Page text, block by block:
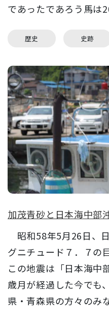
であったであろう馬は
歴史 史跡
加茂青砂と日本海中部
昭和58年5月26日、
グニチュード７．７の
この地震は「日本海中
歳月が経過した今でも
県・青森県の方々のみ